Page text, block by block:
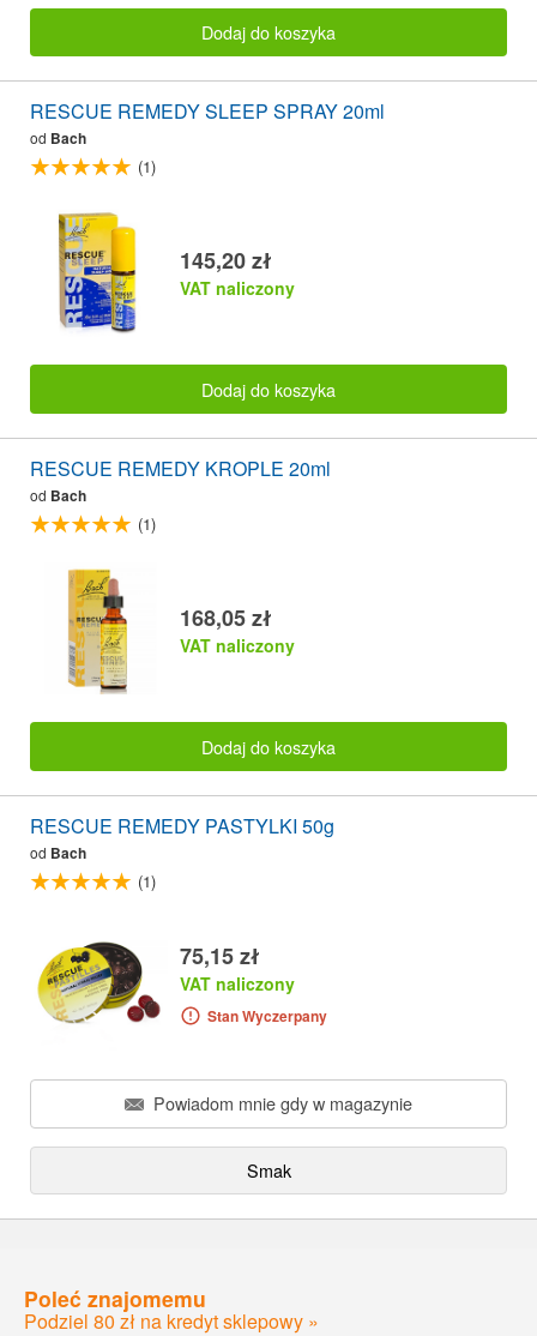
Dodaj do koszyka
RESCUE REMEDY SLEEP SPRAY 20ml
od Bach
(1)
145,20 zł
VAT naliczony
Dodaj do koszyka
RESCUE REMEDY KROPLE 20ml
od Bach
(1)
168,05 zł
VAT naliczony
Dodaj do koszyka
RESCUE REMEDY PASTYLKI 50g
od Bach
(1)
75,15 zł
VAT naliczony
Stan Wyczerpany
Powiadom mnie gdy w magazynie
Smak
Poleć znajomemu
Podziel 80 zł na kredyt sklepowy »